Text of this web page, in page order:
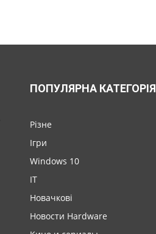
ПОПУЛЯРНА КАТЕГОРІЯ
Різне
Ігри
Windows 10
IT
Новачкові
Новости Hardware